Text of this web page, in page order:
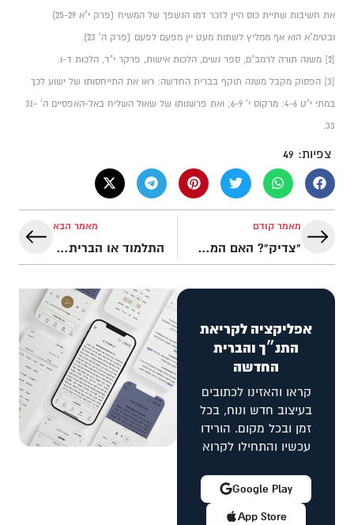
את חשיבות שתיית כוס היין לזכר דמו הנשפך של המשיח (פרק י"א 25-29)
ובטימ"א הוא אף ממליץ לשתות מעט יין מפעם לפעם (פרק ה' 23).
[2] משנה תורה לרמב"ם, ספר נשים, הלכות אישות, פרקר י"ד, הלכות ד-ו.
[3] הפסוק מקבל משנה תוקף בברית החדשה: ראו את התייחסותו של ישוע לכך
במתי י"ט 4-6: מרקוס י' 6-9; ואת פרשנותו של שאול השליח באל-האפסיים ה' 31-
33.
צפיות: 49
מאמר קודם
"צדיק"? האם המעשים שלנו יכולים להצדיק אותנו מול אלוהים?
מאמר הבא
התלמוד או הברית החדשה – מה ההמשך טבעי לתנ"ך?
אפליקציה לקריאת
התנ״ך והברית
החדשה
קראו והאזינו לכתובים
בעיצוב חדש ונוח, בכל
זמן ובכל מקום. הורידו
עכשיו והתחילו לקרוא
App Store
Google Play